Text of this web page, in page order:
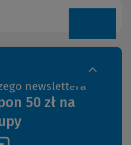
newslettera
50 zł na